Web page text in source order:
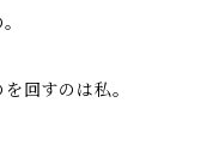
回すのは私。